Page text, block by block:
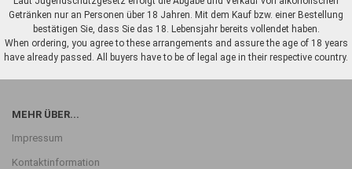
Getränken nur an Personen über 18 Jahren. Mit dem Kauf bzw. einer Bestellung
bestätigen Sie, dass Sie das 18. Lebensjahr bereits vollendet haben.
When ordering, you agree to these arrangements and assure the age of 18 years
have already passed. All buyers have to be of legal age in their respective country.
MEHR ÜBER...
Impressum
Kontaktinformation